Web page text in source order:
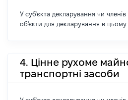
У суб'єкта декларування чи членів
об'єкти для декларування в цьому
4. Цінне рухоме
транспортні засоби